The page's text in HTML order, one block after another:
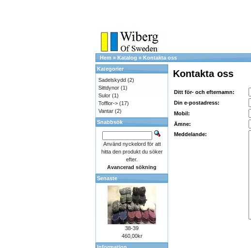
Hem » Katalog » Kontakta oss
Kontakta oss
Ditt för- och efternamn:
Din e-postadress:
Mobil:
Ämne:
Meddelande:
Kategorier
Sadelskydd (2)
Sittdynor (1)
Sulor (1)
Tofflor-> (17)
Vantar (2)
Snabbsök
Använd nyckelord för att
hitta den produkt du söker
efter.
Avancerad sökning
Senaste
38-39
460,00kr